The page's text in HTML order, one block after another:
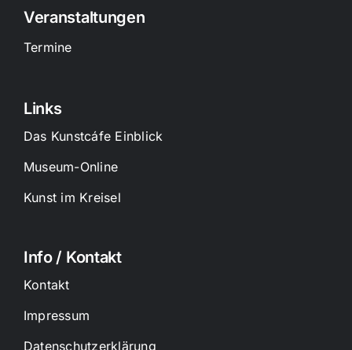
Veranstaltungen
Termine
Links
Das Kunstcáfe Einblick
Museum-Online
Kunst im Kreisel
Info / Kontakt
Kontakt
Impressum
Datenschutzerklärung